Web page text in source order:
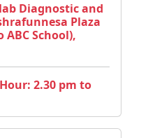
Diagnostic and
Plaza
School),
2.30 pm to